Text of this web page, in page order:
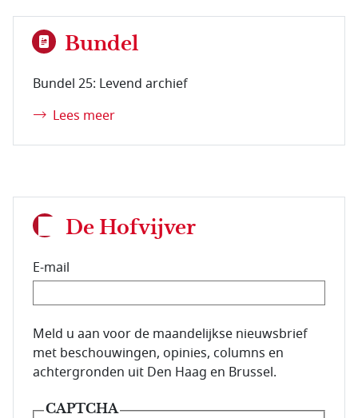
Bundel
Bundel 25: Levend archief
Lees meer
De Hofvijver
E-mail
E-mailadres van de abonnee.
Meld u aan voor de maandelijkse nieuwsbrief
met beschouwingen, opinies, columns en
achtergronden uit Den Haag en Brussel.
CAPTCHA